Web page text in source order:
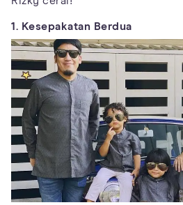
1. Kesepakatan Berdua